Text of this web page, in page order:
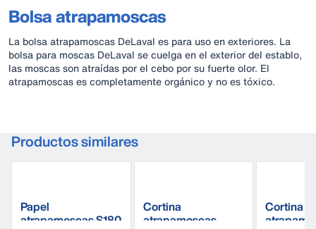
Bolsa atrapamoscas
La bolsa atrapamoscas DeLaval es para uso en exteriores. La
bolsa para moscas DeLaval se cuelga en el exterior del establo,
las moscas son atraídas por el cebo por su fuerte olor. El
atrapamoscas es completamente orgánico y no es tóxico.
Productos similares
Papel
atrapamoscas S180
Cortina
atrapamoscas
Cortina